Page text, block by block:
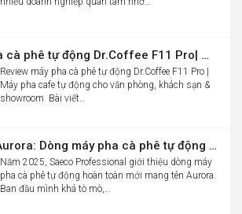
Review máy pha cà phê tự động Dr.Coffee F11 Pro| Máy pha cafe tự động cho văn phòng, khách sạn & showroom
Review máy pha cà phê tự động Dr.Coffee F11 Pro |
Máy pha cafe tự động cho văn phòng, khách sạn &
showroom Bài viết…
Review Saeco Aurora: Dòng máy pha cà phê tự động văn phòng mới của Saeco có gì đáng chú ý?
Năm 2025, Saeco Professional giới thiệu dòng máy
pha cà phê tự động hoàn toàn mới mang tên Aurora.
Ban đầu mình khá tò mò,…